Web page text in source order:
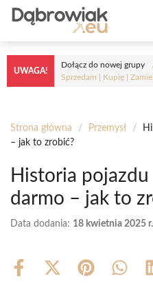
Przejdź
treści
UWAGA!
Dołącz do nowej grupy
Sprzedam | Kupię |
Strona główna / Przemysł /
– jak to zrobić?
Historia pojazdu
darmo – jak to
Data dodania: 18 kwietnia 2025 r.
Share
Share Share Share